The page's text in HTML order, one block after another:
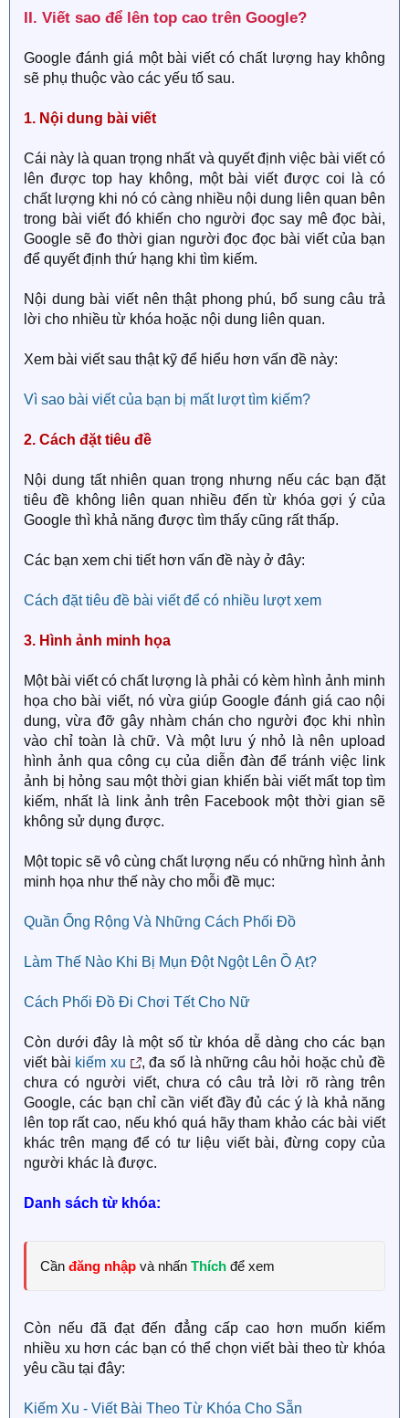
II. Viết sao để lên top cao trên Google?​
Google đánh giá một bài viết có chất lượng hay không
sẽ phụ thuộc vào các yếu tố sau.
1. Nội dung bài viết
Cái này là quan trọng nhất và quyết định việc bài viết có
lên được top hay không, một bài viết được coi là có
chất lượng khi nó có càng nhiều nội dung liên quan bên
trong bài viết đó khiến cho người đọc say mê đọc bài,
Google sẽ đo thời gian người đọc đọc bài viết của bạn
để quyết định thứ hạng khi tìm kiếm.
Nội dung bài viết nên thật phong phú, bổ sung câu trả
lời cho nhiều từ khóa hoặc nội dung liên quan.
Xem bài viết sau thật kỹ để hiểu hơn vấn đề này:
Vì sao bài viết của bạn bị mất lượt tìm kiếm?
2. Cách đặt tiêu đề
Nội dung tất nhiên quan trọng nhưng nếu các bạn đặt
tiêu đề không liên quan nhiều đến từ khóa gợi ý của
Google thì khả năng được tìm thấy cũng rất thấp.
Các bạn xem chi tiết hơn vấn đề này ở đây:
Cách đặt tiêu đề bài viết để có nhiều lượt xem
3. Hình ảnh minh họa
Một bài viết có chất lượng là phải có kèm hình ảnh minh
họa cho bài viết, nó vừa giúp Google đánh giá cao nội
dung, vừa đỡ gây nhàm chán cho người đọc khi nhìn
vào chỉ toàn là chữ. Và một lưu ý nhỏ là nên upload
hình ảnh qua công cụ của diễn đàn để tránh việc link
ảnh bị hỏng sau một thời gian khiến bài viết mất top tìm
kiếm, nhất là link ảnh trên Facebook một thời gian sẽ
không sử dụng được.
Một topic sẽ vô cùng chất lượng nếu có những hình ảnh
minh họa như thế này cho mỗi đề mục:
Quần Ống Rộng Và Những Cách Phối Đồ
Làm Thế Nào Khi Bị Mụn Đột Ngột Lên Ồ Ạt?
Cách Phối Đồ Đi Chơi Tết Cho Nữ
Còn dưới đây là một số từ khóa dễ dàng cho các bạn
viết bài kiếm xu
, đa số là những câu hỏi hoặc chủ đề
chưa có người viết, chưa có câu trả lời rõ ràng trên
Google, các bạn chỉ cần viết đầy đủ các ý là khả năng
lên top rất cao, nếu khó quá hãy tham khảo các bài viết
khác trên mạng để có tư liệu viết bài, đừng copy của
người khác là được.
Danh sách từ khóa:
Cần đăng nhập và nhấn Thích để xem
Còn nếu đã đạt đến đẳng cấp cao hơn muốn kiếm
nhiều xu hơn các bạn có thể chọn viết bài theo từ khóa
yêu cầu tại đây:
Kiếm Xu - Viết Bài Theo Từ Khóa Cho Sẵn